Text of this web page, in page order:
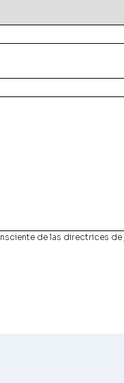
de las directrices de